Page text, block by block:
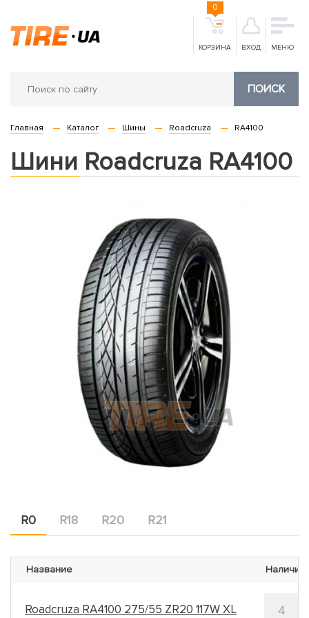
КОРЗИНА
0
ВХОД МЕНЮ
ПОИСК
Главная Каталог Шины Roadcruza RA4100
Шини Roadcruza RA4100
R0 R18 R20 R21
Название Наличие
Roadcruza RA4100 275/55 ZR20 117W XL 4